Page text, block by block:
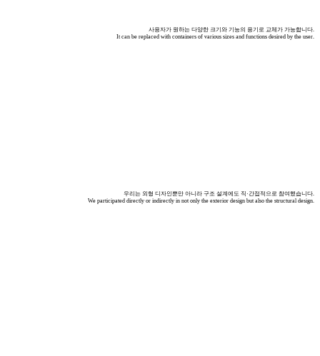
사용자가 원하는 다양한 크기와 기능의 용기로 교체가 가능합니다.
It can be replaced with containers of various sizes and functions desired by the user.
우리는 외형 디자인뿐만 아니라 구조 설계에도 직·간접적으로 참여했습니다.
We participated directly or indirectly in not only the exterior design but also the structural design.